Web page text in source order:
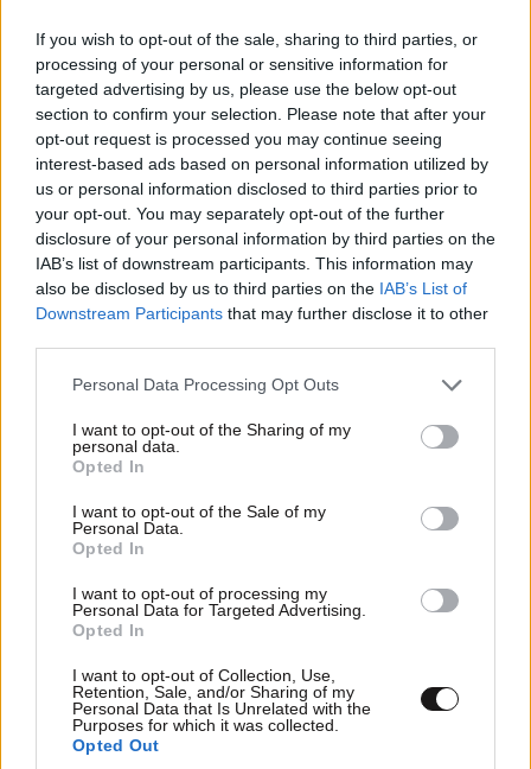
If you wish to opt-out of the sale, sharing to third parties, or
processing of your personal or sensitive information for
targeted advertising by us, please use the below opt-out
section to confirm your selection. Please note that after your
opt-out request is processed you may continue seeing
interest-based ads based on personal information utilized by
us or personal information disclosed to third parties prior to
your opt-out. You may separately opt-out of the further
disclosure of your personal information by third parties on the
IAB’s list of downstream participants. This information may
also be disclosed by us to third parties on the IAB’s List of
Downstream Participants that may further disclose it to other
Please note that this website/app uses one or more Google
not limited to your visit or usage behaviour. You may click to
grant or deny consent to Google and its third-party tags to
use your data for below specified purposes in below Google
consent section.
Personal Data Processing Opt Outs
I want to opt-out of the Sharing of my
personal data.
Opted In
I want to opt-out of the Sale of my
Personal Data.
Opted In
I want to opt-out of processing my
Personal Data for Targeted Advertising.
Opted In
I want to opt-out of Collection, Use,
Retention, Sale, and/or Sharing of my
Personal Data that Is Unrelated with the
Purposes for which it was collected.
Opted Out
Xαρακτήρες: 0/1000
Διαβάστε και ακολουθήστε τους κανόνες σχολιασμού
Τεο.π 13·07·2016 13:31
Αυτό που έκαναν οι βουδιστές (και μπράβο τους που
δεν μειώνουν την πίστη τους) αν γινόταν σε
χριστιανική χώρα τώρα θα ηταν γεμάτο απο χολή και
οξος απο τους άθεους .... Τώρα περαστικά σας.
Απαντήστε